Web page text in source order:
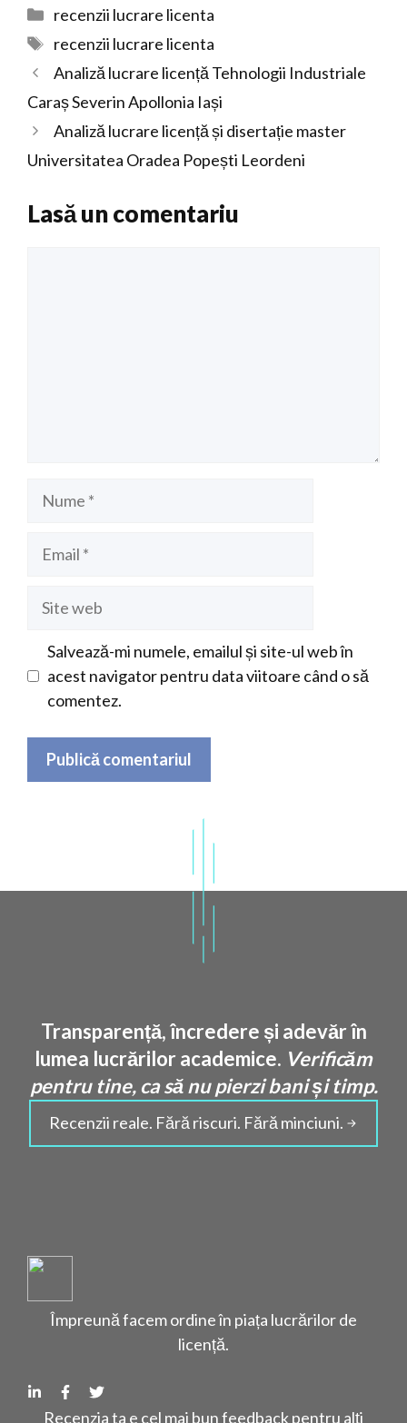
Categorii
recenzii lucrare licenta
Etichete
recenzii lucrare licenta
Analiză lucrare licență Tehnologii Industriale
Caraș Severin Apollonia Iași
Analiză lucrare licență și disertație master
Universitatea Oradea Popești Leordeni
Lasă un comentariu
Salvează-mi numele, emailul și site-ul web în
acest navigator pentru data viitoare când o să
comentez.
Transparență, încredere și adevăr în
lumea lucrărilor academice. Verificăm
pentru tine, ca să nu pierzi bani și timp.
Recenzii reale. Fără riscuri. Fără minciuni.
Împreună facem ordine în piața lucrărilor de
licență.
Recenzia ta e cel mai bun feedback pentru alți